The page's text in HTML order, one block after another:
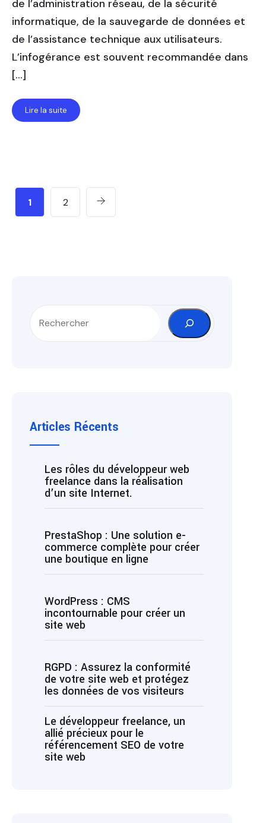
de l’administration réseau, de la sécurité
informatique, de la sauvegarde de données et
de l’assistance technique aux utilisateurs.
L’infogérance est souvent recommandée dans
[…]
Lire la suite
1 2
Articles Récents
Les rôles du développeur web
freelance dans la réalisation
d’un site Internet.
PrestaShop : Une solution e-
commerce complète pour créer
une boutique en ligne
WordPress : CMS
incontournable pour créer un
site web
RGPD : Assurez la conformité
de votre site web et protégez
les données de vos visiteurs
Le développeur freelance, un
allié précieux pour le
référencement SEO de votre
site web